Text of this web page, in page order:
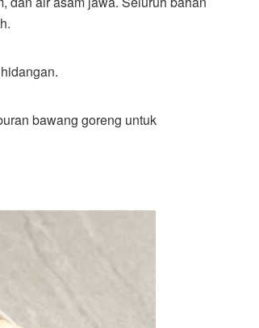
bawang goreng untuk